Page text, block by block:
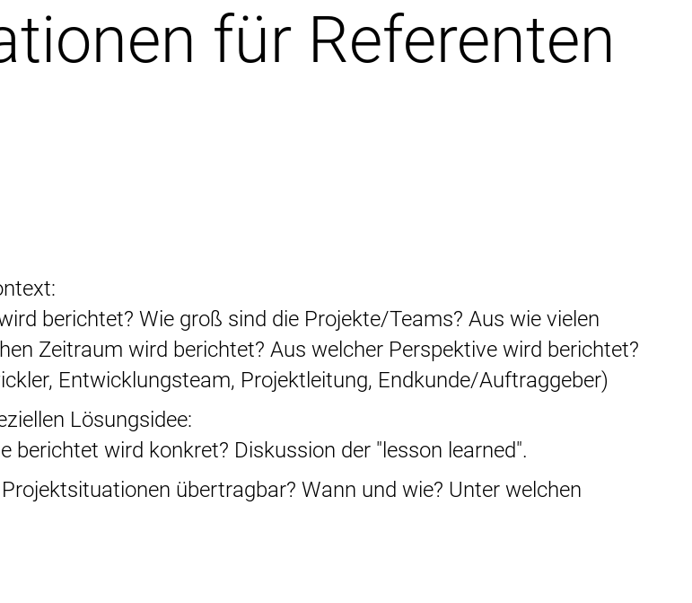
für Referenten
berichtet? Wie groß sind die Projekte/Teams? Aus wie vielen
Zeitraum wird berichtet? Aus welcher Perspektive wird berichtet?
Entwicklungsteam, Projektleitung, Endkunde/Auftraggeber)
Lösungsidee:
wird konkret? Diskussion der "lesson learned".
übertragbar? Wann und wie? Unter welchen